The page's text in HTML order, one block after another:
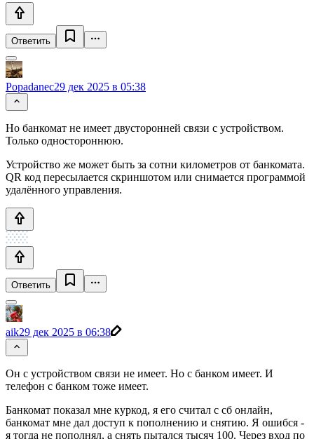
Ответить
Popadanec29 дек 2025 в 05:38
Но банкомат не имеет двусторонней связи с устройством.
Только одностороннюю.
Устройство же может быть за сотни километров от банкомата.
QR код пересылается скриншотом или снимается программой
удалённого управления.
Ответить
aik29 дек 2025 в 06:38
Он с устройством связи не имеет. Но с банком имеет. И
телефон с банком тоже имеет.
Банкомат показал мне куркод, я его считал с сб онлайн,
банкомат мне дал доступ к пополнению и снятию. Я ошибся -
я тогда не пополнял, а снять пытался тысяч 100. Через вход по